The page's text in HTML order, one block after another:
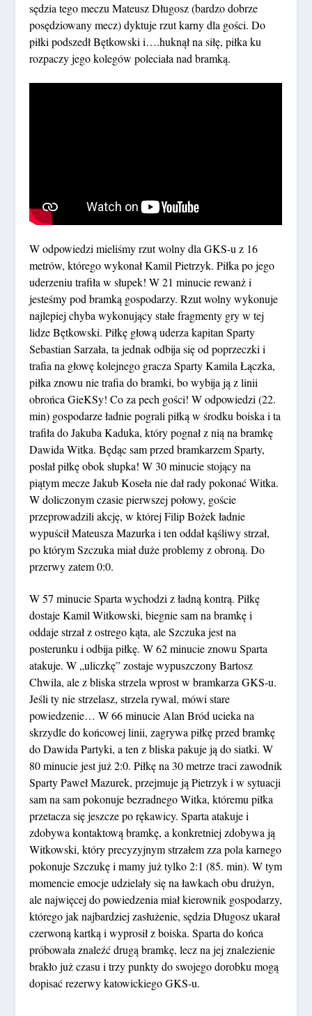
sędzia tego meczu Mateusz Długosz (bardzo dobrze
posędziowany mecz) dyktuje rzut karny dla gości. Do
piłki podszedł Bętkowski i….huknął na siłę, piłka ku
rozpaczy jego kolegów poleciała nad bramką.
W odpowiedzi mieliśmy rzut wolny dla GKS-u z 16
metrów, którego wykonał Kamil Pietrzyk. Piłka po jego
uderzeniu trafiła w słupek! W 21 minucie rewanż i
jesteśmy pod bramką gospodarzy. Rzut wolny wykonuje
najlepiej chyba wykonujący stałe fragmenty gry w tej
lidze Bętkowski. Piłkę głową uderza kapitan Sparty
Sebastian Sarzała, ta jednak odbija się od poprzeczki i
trafia na głowę kolejnego gracza Sparty Kamila Łączka,
piłka znowu nie trafia do bramki, bo wybija ją z linii
obrońca GieKSy! Co za pech gości! W odpowiedzi (22.
min) gospodarze ładnie pograli piłką w środku boiska i ta
trafiła do Jakuba Kaduka, który pognał z nią na bramkę
Dawida Witka. Będąc sam przed bramkarzem Sparty,
posłał piłkę obok słupka! W 30 minucie stojący na
piątym mecze Jakub Koseła nie dał rady pokonać Witka.
W doliczonym czasie pierwszej połowy, goście
przeprowadzili akcję, w której Filip Bożek ładnie
wypuścił Mateusza Mazurka i ten oddał kąśliwy strzał,
po którym Szczuka miał duże problemy z obroną. Do
przerwy zatem 0:0.
W 57 minucie Sparta wychodzi z ładną kontrą. Piłkę
dostaje Kamil Witkowski, biegnie sam na bramkę i
oddaje strzał z ostrego kąta, ale Szczuka jest na
posterunku i odbija piłkę. W 62 minucie znowu Sparta
atakuje. W „uliczkę” zostaje wypuszczony Bartosz
Chwila, ale z bliska strzela wprost w bramkarza GKS-u.
Jeśli ty nie strzelasz, strzela rywal, mówi stare
powiedzenie… W 66 minucie Alan Bród ucieka na
skrzydle do końcowej linii, zagrywa piłkę przed bramkę
do Dawida Partyki, a ten z bliska pakuje ją do siatki. W
80 minucie jest już 2:0. Piłkę na 30 metrze traci zawodnik
Sparty Paweł Mazurek, przejmuje ją Pietrzyk i w sytuacji
sam na sam pokonuje bezradnego Witka, któremu piłka
przetacza się jeszcze po rękawicy. Sparta atakuje i
zdobywa kontaktową bramkę, a konkretniej zdobywa ją
Witkowski, który precyzyjnym strzałem zza pola karnego
pokonuje Szczukę i mamy już tylko 2:1 (85. min). W tym
momencie emocje udzielały się na ławkach obu drużyn,
ale najwięcej do powiedzenia miał kierownik gospodarzy,
którego jak najbardziej zasłużenie, sędzia Długosz ukarał
czerwoną kartką i wyprosił z boiska. Sparta do końca
próbowała znaleźć drugą bramkę, lecz na jej znalezienie
brakło już czasu i trzy punkty do swojego dorobku mogą
dopisać rezerwy katowickiego GKS-u.